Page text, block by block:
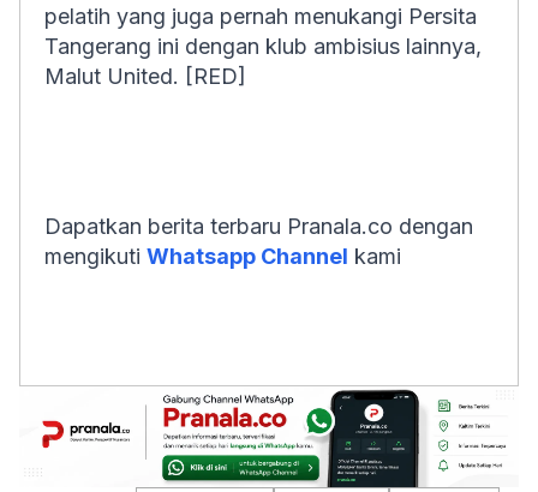
pelatih yang juga pernah menukangi Persita
Tangerang ini dengan klub ambisius lainnya,
Malut United. [RED]
Dapatkan berita terbaru Pranala.co dengan
mengikuti Whatsapp Channel kami